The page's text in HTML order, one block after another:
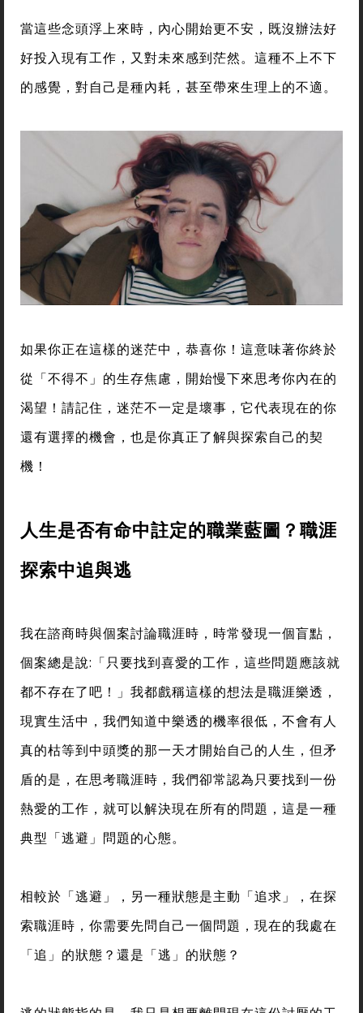
當這些念頭浮上來時，內心開始更不安，既沒辦法好
好投入現有工作，又對未來感到茫然。這種不上不下
的感覺，對自己是種內耗，甚至帶來生理上的不適。
如果你正在這樣的迷茫中，恭喜你！這意味著你終於
從「不得不」的生存焦慮，開始慢下來思考你內在的
渴望！請記住，迷茫不一定是壞事，它代表現在的你
還有選擇的機會，也是你真正了解與探索自己的契
機！
人生是否有命中註定的職業藍圖？職涯
探索中追與逃
我在諮商時與個案討論職涯時，時常發現一個盲點，
個案總是說:「只要找到喜愛的工作，這些問題應該就
都不存在了吧！」我都戲稱這樣的想法是職涯樂透，
現實生活中，我們知道中樂透的機率很低，不會有人
真的枯等到中頭獎的那一天才開始自己的人生，但矛
盾的是，在思考職涯時，我們卻常認為只要找到一份
熱愛的工作，就可以解決現在所有的問題，這是一種
典型「逃避」問題的心態。
相較於「逃避」，另一種狀態是主動「追求」，在探
索職涯時，你需要先問自己一個問題，現在的我處在
「追」的狀態？還是「逃」的狀態？